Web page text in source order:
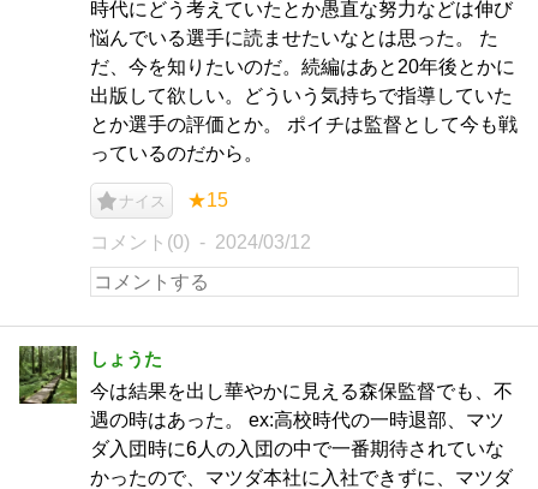
時代にどう考えていたとか愚直な努力などは伸び
悩んでいる選手に読ませたいなとは思った。 た
だ、今を知りたいのだ。続編はあと20年後とかに
出版して欲しい。どういう気持ちで指導していた
とか選手の評価とか。 ポイチは監督として今も戦
っているのだから。
ナイス ★15
コメント(0) 2024/03/12
しょうた
今は結果を出し華やかに見える森保監督でも、不
遇の時はあった。 ex:高校時代の一時退部、マツ
ダ入団時に6人の入団の中で一番期待されていな
かったので、マツダ本社に入社できずに、マツダ